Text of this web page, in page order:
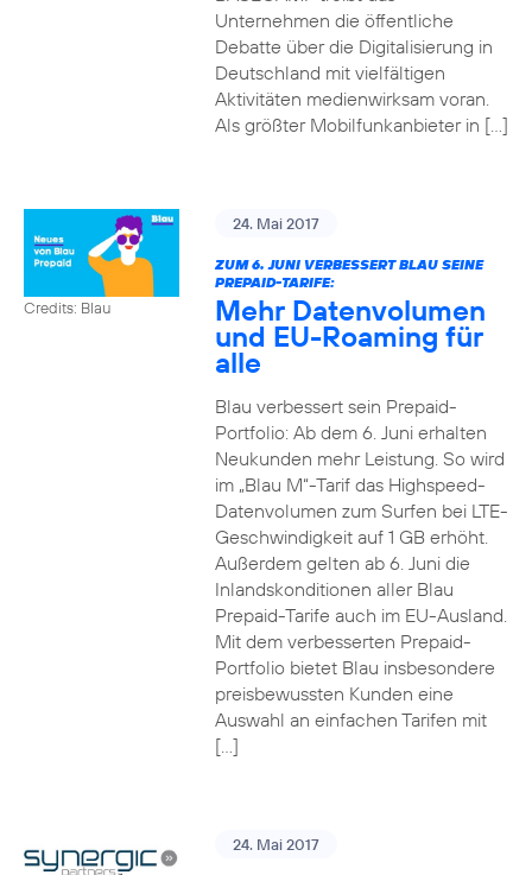
Unternehmen die öffentliche
Debatte über die Digitalisierung in
Deutschland mit vielfältigen
Aktivitäten medienwirksam voran.
Als größter Mobilfunkanbieter in […]
Credits: Blau
24. Mai 2017
ZUM 6. JUNI VERBESSERT BLAU SEINE
PREPAID-TARIFE:
Mehr Datenvolumen
und EU-Roaming für
alle
Blau verbessert sein Prepaid-
Portfolio: Ab dem 6. Juni erhalten
Neukunden mehr Leistung. So wird
im „Blau M“-Tarif das Highspeed-
Datenvolumen zum Surfen bei LTE-
Geschwindigkeit auf 1 GB erhöht.
Außerdem gelten ab 6. Juni die
Inlandskonditionen aller Blau
Prepaid-Tarife auch im EU-Ausland.
Mit dem verbesserten Prepaid-
Portfolio bietet Blau insbesondere
preisbewussten Kunden eine
Auswahl an einfachen Tarifen mit
[…]
24. Mai 2017